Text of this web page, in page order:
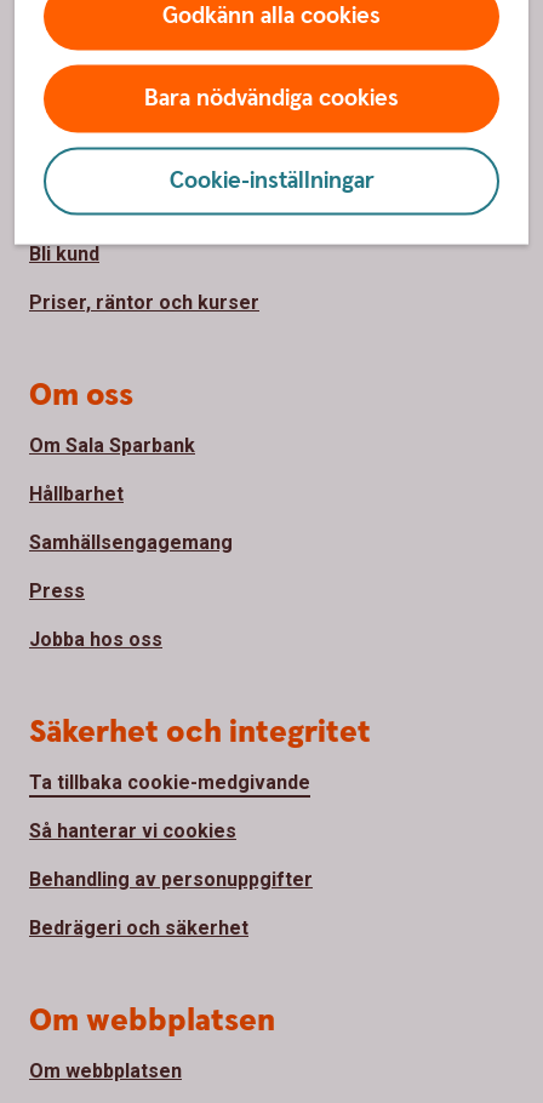
Godkänn alla cookies
Bara nödvändiga cookies
Cookie-inställningar
Sidfot
Hitta snabbt
Kontakta oss
Kontor och öppettider
Spärrhjälp
Bli kund
Priser, räntor och kurser
Om oss
Om Sala Sparbank
Hållbarhet
Samhällsengagemang
Press
Jobba hos oss
Säkerhet och integritet
Ta tillbaka cookie-medgivande
Så hanterar vi cookies
Behandling av personuppgifter
Bedrägeri och säkerhet
Om webbplatsen
Om webbplatsen